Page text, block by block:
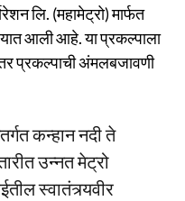
लि. (महामेट्रो) मार्फत
आली आहे. या प्रकल्पाला
प्रकल्पाची अंमलबजावणी
कन्हान नदी ते
उन्नत मेट्रो
स्वातंत्र्यवीर